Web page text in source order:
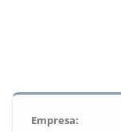
Empresa: